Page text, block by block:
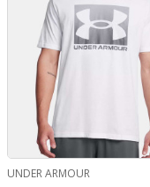
UNDER ARMOUR